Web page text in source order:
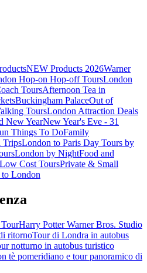
NEW Products 2026Warner
Hop-on Hop-off ToursLondon
ToursAfternoon Tea in
Buckingham PalaceOut of
ToursLondon Attraction Deals
New YearNew Year's Eve - 31
Things To DoFamily
TripsLondon to Paris Day Tours by
London by NightFood and
Low Cost ToursPrivate & Small
to London
Harry Potter Warner Bros. Studio
ritornoTour di Londra in autobus
notturno in autobus turistico
tè pomeridiano e tour panoramico di